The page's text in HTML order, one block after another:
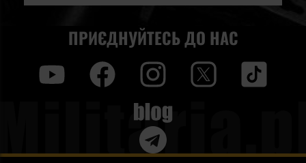
ПРИЄДНУЙТЕСЬ ДО НАС
Blog